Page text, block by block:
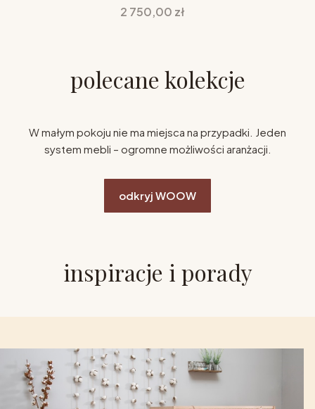
Cena
2 750,00 zł
polecane kolekcje
W małym pokoju nie ma miejsca na przypadki. Jeden
system mebli – ogromne możliwości aranżacji.
odkryj WOOW
inspiracje i porady